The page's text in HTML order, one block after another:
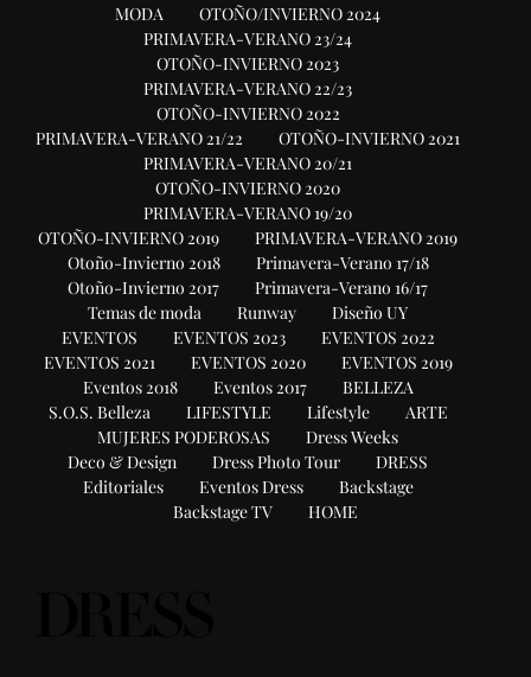
MODA
OTOÑO/INVIERNO 2024
PRIMAVERA-VERANO 23/24
OTOÑO-INVIERNO 2023
PRIMAVERA-VERANO 22/23
OTOÑO-INVIERNO 2022
PRIMAVERA-VERANO 21/22
OTOÑO-INVIERNO 2021
PRIMAVERA-VERANO 20/21
OTOÑO-INVIERNO 2020
PRIMAVERA-VERANO 19/20
OTOÑO-INVIERNO 2019
PRIMAVERA-VERANO 2019
Otoño-Invierno 2018
Primavera-Verano 17/18
Otoño-Invierno 2017
Primavera-Verano 16/17
Temas de moda
Runway
Diseño UY
EVENTOS
EVENTOS 2023
EVENTOS 2022
EVENTOS 2021
EVENTOS 2020
EVENTOS 2019
Eventos 2018
Eventos 2017
BELLEZA
S.O.S. Belleza
LIFESTYLE Lifestyle
ARTE
MUJERES PODEROSAS
Dress Weeks
Deco & Design
Dress Photo Tour
DRESS
Editoriales
Eventos Dress
Backstage
Backstage TV
HOME